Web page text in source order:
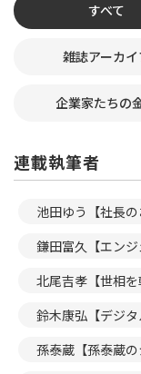
すべて
雑誌アーカ
企業家たちの
連載執筆者
池田ゆう【社長の
鎌田富久【エンジ
北尾吉孝【世相を
鈴木康弘【デジタ
孫泰蔵【孫泰蔵の